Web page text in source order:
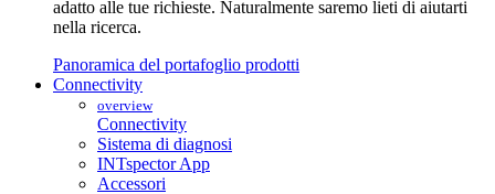
adatto alle tue richieste. Naturalmente saremo lieti di aiutarti
nella ricerca.
Panoramica del portafoglio prodotti
Connectivity
overview
Connectivity
Sistema di diagnosi
INTspector App
Accessori